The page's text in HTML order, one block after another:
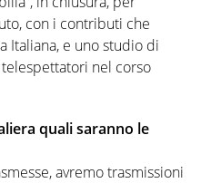
con i contributi che
Italiana, e uno studio di
nel corso
quali saranno le
avremo trasmissioni